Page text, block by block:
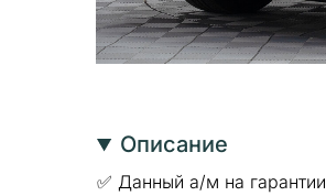
Описание
✅ Данный а/м на гарантии